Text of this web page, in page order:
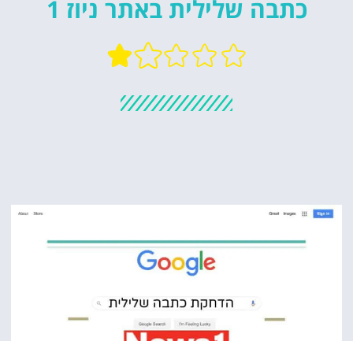
כתבה שלילית באתר ניוז 1